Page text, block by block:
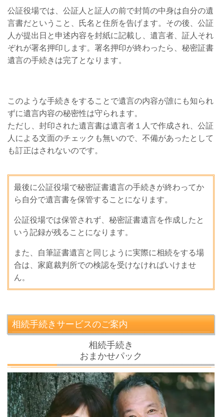
公証役場では、公証人と証人の前で封筒の中身は自分の遺
言書だということ、氏名と住所を告げます。その後、公証
人が提出日と申述内容を封紙に記載し、遺言者、証人それ
ぞれが署名押印します。署名押印が終わったら、秘密証書
遺言の手続きは完了となります。
このような手続きをすることで遺言の内容が誰にも知られ
ずに遺言内容の秘密性は守られます。
ただし、封印された遺言書は遺言者１人で作成され、公証
人による文面のチェックも無いので、不備があったとして
も訂正はされないのです。
最後に公証役場で秘密証書遺言の手続きが終わってか
ら自分で遺言書を保管することになります。
公証役場では保管されず、秘密証書遺言を作成したと
いう記録が残ることになります。
また、自筆証書遺言と同じように実際に相続をする場
合は、家庭裁判所での検認を受けなければいけませ
ん。
相続手続きサービスのご案内
相続手続き
おまかせパック